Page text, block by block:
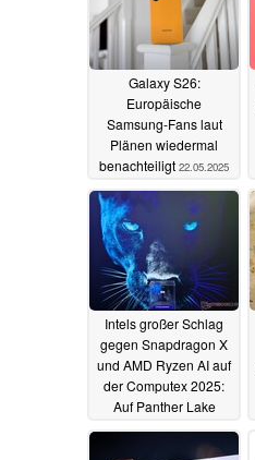
Galaxy S26:
Europäische
Samsung-Fans laut
Plänen wiedermal
benachteiligt 22.05.2025
Intels großer Schlag
gegen Snapdragon X
und AMD Ryzen AI auf
der Computex 2025:
Auf Panther Lake
22.05.2025